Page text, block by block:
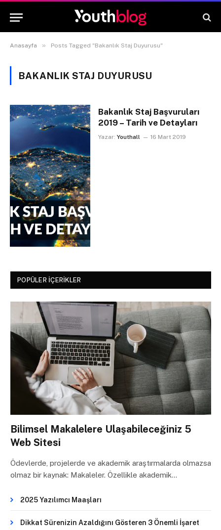
Anasayfa » Posts Tagged "Bakanlık Staj Duyurusu"
BAKANLIK STAJ DUYURUSU
Bakanlık Staj Başvuruları
2019 – Tarih ve Detayları
Yazar: Youthall 16 Mart 2019
POPÜLER İÇERIKLER
Bilimsel Makalelere Ulaşabileceğiniz 5
Web Sitesi
Ödevlerde, projelerde ve akademik araştırmalarda olmazsa
olmaz bir kaynak: Makaleler. Özellikle akademik…
2025 Yazılımcı Maaşları
Dikkat Sürenizin Azaldığını Gösteren 3 Önemli İşaret